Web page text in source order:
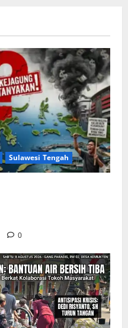
Sulawesi Tengah
0